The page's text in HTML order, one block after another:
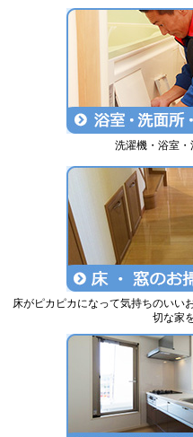
洗濯機・浴室
床がピカピカになって気持ちのいい
切な家